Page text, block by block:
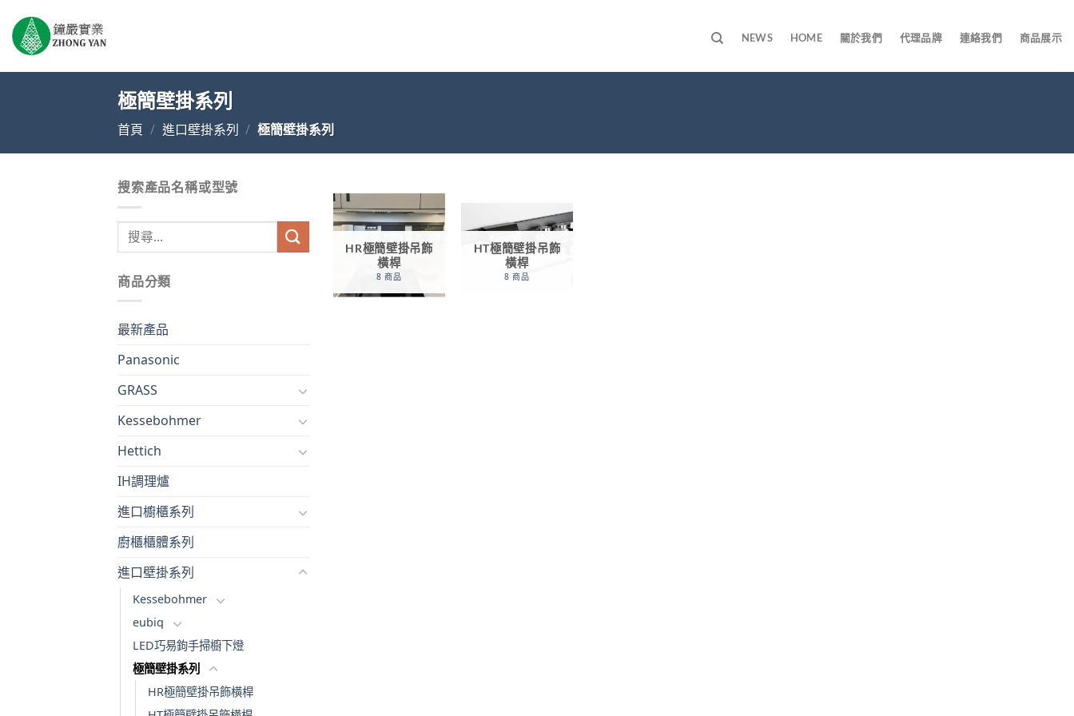
content
NEWS HOME 關於我們 代理品牌 連絡我們 商品展示
極簡壁掛系列
首頁 / 進口壁掛系列 / 極簡壁掛系列
搜索產品名稱或型號
鍵
字:
商品分類
最新產品
Panasonic
GRASS
Kessebohmer
Hettich
IH調理爐
進口櫥櫃系列
廚櫃櫃體系列
進口壁掛系列
Kessebohmer
eubiq
LED巧易鉤手掃櫥下燈
極簡壁掛系列
HR極簡壁掛吊飾橫桿
HR極簡壁掛吊飾
橫桿
8 商品
HT極簡壁掛吊飾
橫桿
8 商品